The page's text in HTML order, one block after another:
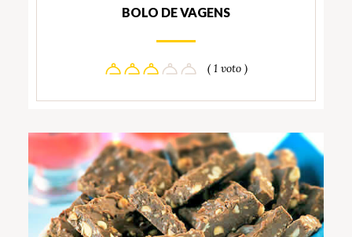
BOLO DE VAGENS
( 1 voto )